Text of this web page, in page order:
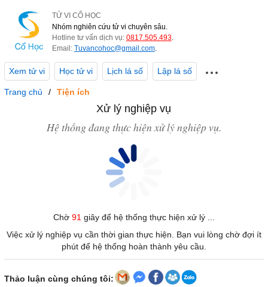
TỬ VI CỔ HỌC
Nhóm nghiên cứu tử vi chuyên sâu.
Hotline tư vấn dịch vụ: 0817.505.493.
Email: Tuvancohoc@gmail.com.
Xem tử vi Học tử vi Lịch lá số Lập lá số
Trang chủ Tiện ích
Xử lý nghiệp vụ
Hệ thống đang thực hiện xử lý nghiệp vụ.
Chờ 91 giây để hệ thống thực hiện xử lý ...
Việc xử lý nghiệp vụ cần thời gian thực hiện. Bạn vui lòng chờ đợi ít
phút để hệ thống hoàn thành yêu cầu.
Thảo luận cùng chúng tôi: